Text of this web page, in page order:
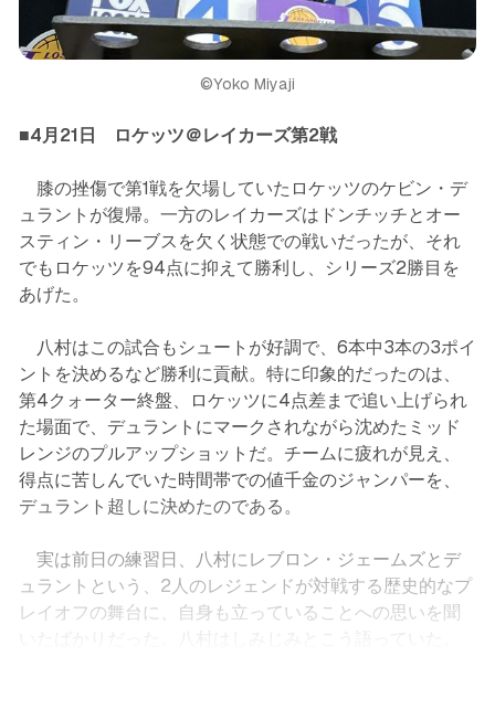
©️Yoko Miyaji
■4月21日 ロケッツ＠レイカーズ第2戦
膝の挫傷で第1戦を欠場していたロケッツのケビン・デ
ュラントが復帰。一方のレイカーズはドンチッチとオー
スティン・リーブスを欠く状態での戦いだったが、それ
でもロケッツを94点に抑えて勝利し、シリーズ2勝目を
あげた。
八村はこの試合もシュートが好調で、6本中3本の3ポイ
ントを決めるなど勝利に貢献。特に印象的だったのは、
第4クォーター終盤、ロケッツに4点差まで追い上げられ
た場面で、デュラントにマークされながら沈めたミッド
レンジのプルアップショットだ。チームに疲れが見え、
得点に苦しんでいた時間帯での値千金のジャンパーを、
デュラント超しに決めたのである。
実は前日の練習日、八村にレブロン・ジェームズとデ
ュラントという、2人のレジェンドが対戦する歴史的なプ
レイオフの舞台に、自身も立っていることへの思いを聞